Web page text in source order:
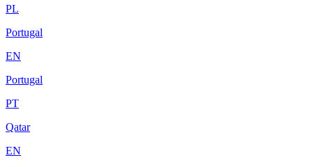
PL
Portugal
EN
Portugal
PT
Qatar
EN